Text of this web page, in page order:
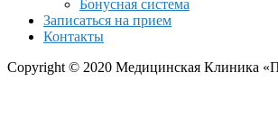
Бонусная система
Записаться на прием
Контакты
Copyright © 2020 Медицинская Клиника